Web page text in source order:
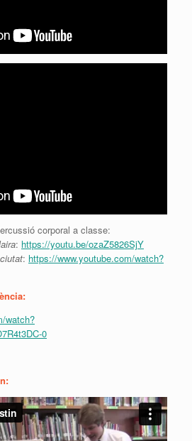
corporal a classe:
: https://youtu.be/ozaZ5826SjY
: https://www.youtube.com/watch?
watch?
0